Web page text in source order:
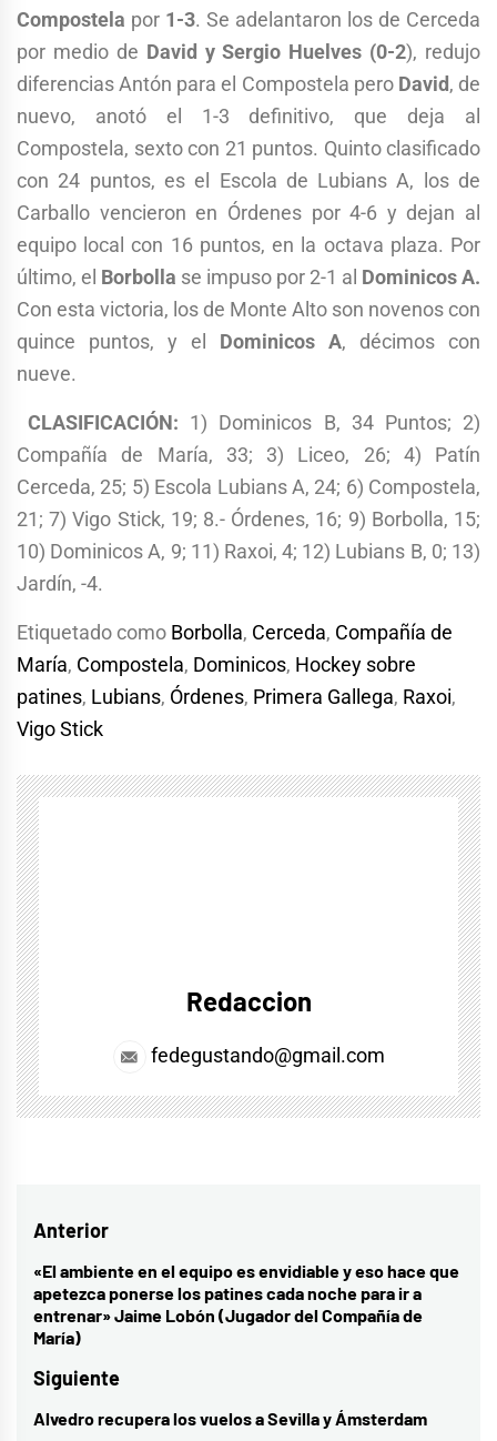
Compostela por 1-3. Se adelantaron los de Cerceda
por medio de David y Sergio Huelves (0-2), redujo
diferencias Antón para el Compostela pero David, de
nuevo, anotó el 1-3 definitivo, que deja al
Compostela, sexto con 21 puntos. Quinto clasificado
con 24 puntos, es el Escola de Lubians A, los de
Carballo vencieron en Órdenes por 4-6 y dejan al
equipo local con 16 puntos, en la octava plaza. Por
último, el Borbolla se impuso por 2-1 al Dominicos A.
Con esta victoria, los de Monte Alto son novenos con
quince puntos, y el Dominicos A, décimos con
nueve.
CLASIFICACIÓN: 1) Dominicos B, 34 Puntos; 2)
Compañía de María, 33; 3) Liceo, 26; 4) Patín
Cerceda, 25; 5) Escola Lubians A, 24; 6) Compostela,
21; 7) Vigo Stick, 19; 8.- Órdenes, 16; 9) Borbolla, 15;
10) Dominicos A, 9; 11) Raxoi, 4; 12) Lubians B, 0; 13)
Jardín, -4.
Etiquetado como Borbolla, Cerceda, Compañía de
María, Compostela, Dominicos, Hockey sobre
patines, Lubians, Órdenes, Primera Gallega, Raxoi,
Vigo Stick
Redaccion
fedegustando@gmail.com
Navegación
de
entradas
Anterior
Entrada
anterior:
«El ambiente en el equipo es envidiable y eso hace que
apetezca ponerse los patines cada noche para ir a
entrenar» Jaime Lobón (Jugador del Compañía de
María)
Siguiente
Entrada
Alvedro recupera los vuelos a Sevilla y Ámsterdam